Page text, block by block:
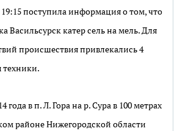
поступила информация о том, что
Васильсурск катер сель на мель. Для
происшествия привлекались 4
техники.
в п. Л. Гора на р. Сура в 100 метрах
районе Нижегородской области